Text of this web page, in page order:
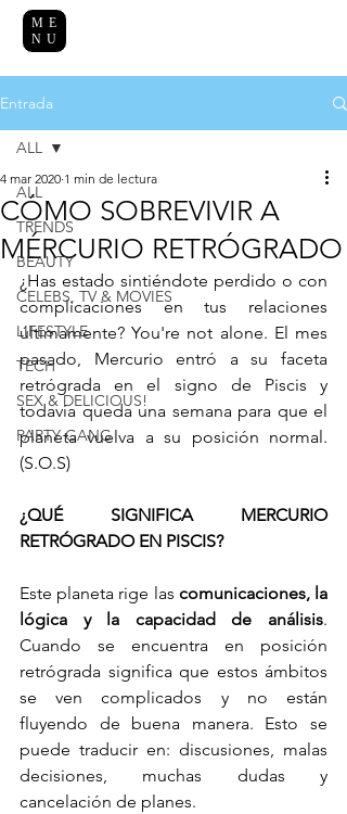
ME
NU
Entrada
ALL
TRENDS
BEAUTY
CELEBS, TV & MOVIES
LIFESTYLE
TECH
SEX & DELICIOUS!
PARTY GANG
ALL
CÓMO SOBREVIVIR A
MÉRCURIO RETRÓGRADO
4 mar 2020 1 min de lectura
¿Has estado sintiéndote perdido o con
complicaciones en tus relaciones
últimamente? You're not alone. El mes
pasado, Mercurio entró a su faceta
retrógrada en el signo de Piscis y
todavía queda una semana para que el
planeta vuelva a su posición normal.
(S.O.S)
¿QUÉ SIGNIFICA MERCURIO
RETRÓGRADO EN PISCIS?
Este planeta rige las comunicaciones, la
lógica y la capacidad de análisis.
Cuando se encuentra en posición
retrógrada significa que estos ámbitos
se ven complicados y no están
fluyendo de buena manera. Esto se
puede traducir en: discusiones, malas
decisiones, muchas dudas y
cancelación de planes.